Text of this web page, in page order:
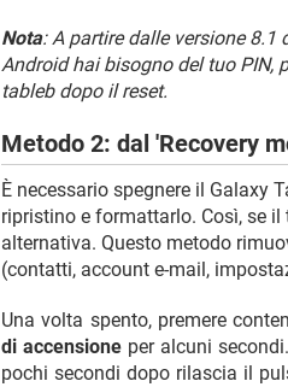
Nota: A partire dalle versione
Android hai bisogno del tuo PIN,
tableb dopo il reset.
Metodo 2: dal 'Recovery
È necessario spegnere il Galaxy
ripristino e formattarlo. Così, se
alternativa. Questo metodo
(contatti, account e-mail,
Una volta spento, premere
di accensione per alcuni
pochi secondi dopo rilascia il